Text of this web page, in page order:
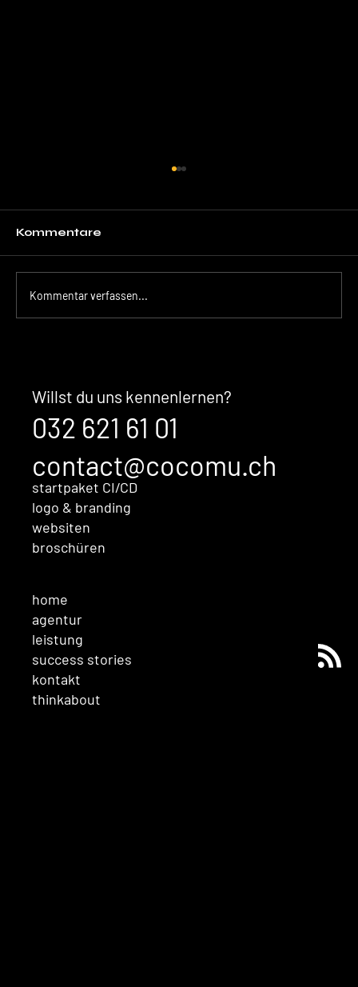
wirken und erst dann über
Argumente
Kommentare
Kommentar verfassen...
home
agentur
leistung
success stories
kontakt
thinkabout
Willst du uns kennenlernen?
032 621 61 01
contact@cocomu.ch
startpaket CI/CD
logo & branding
websiten
broschüren